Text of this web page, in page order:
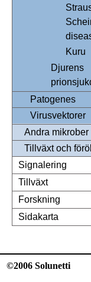
Kuru
Djurens
Patogenes
Virusvektorer
Andra mikrober
Tillväxt och
Signalering
Tillväxt
Forskning
Sidakarta
©2006 Solunetti